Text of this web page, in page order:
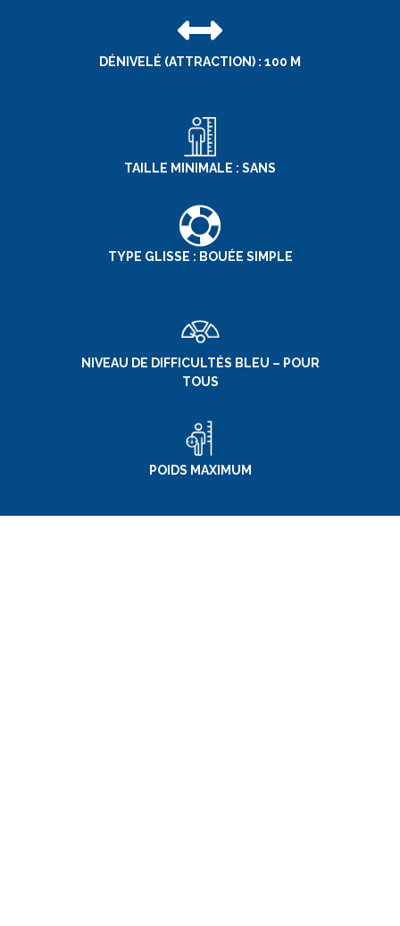
DÉNIVELÉ (ATTRACTION) : 100 M
TAILLE MINIMALE : SANS
TYPE GLISSE : BOUÉE SIMPLE
NIVEAU DE DIFFICULTÉS BLEU – POUR
TOUS
POIDS MAXIMUM